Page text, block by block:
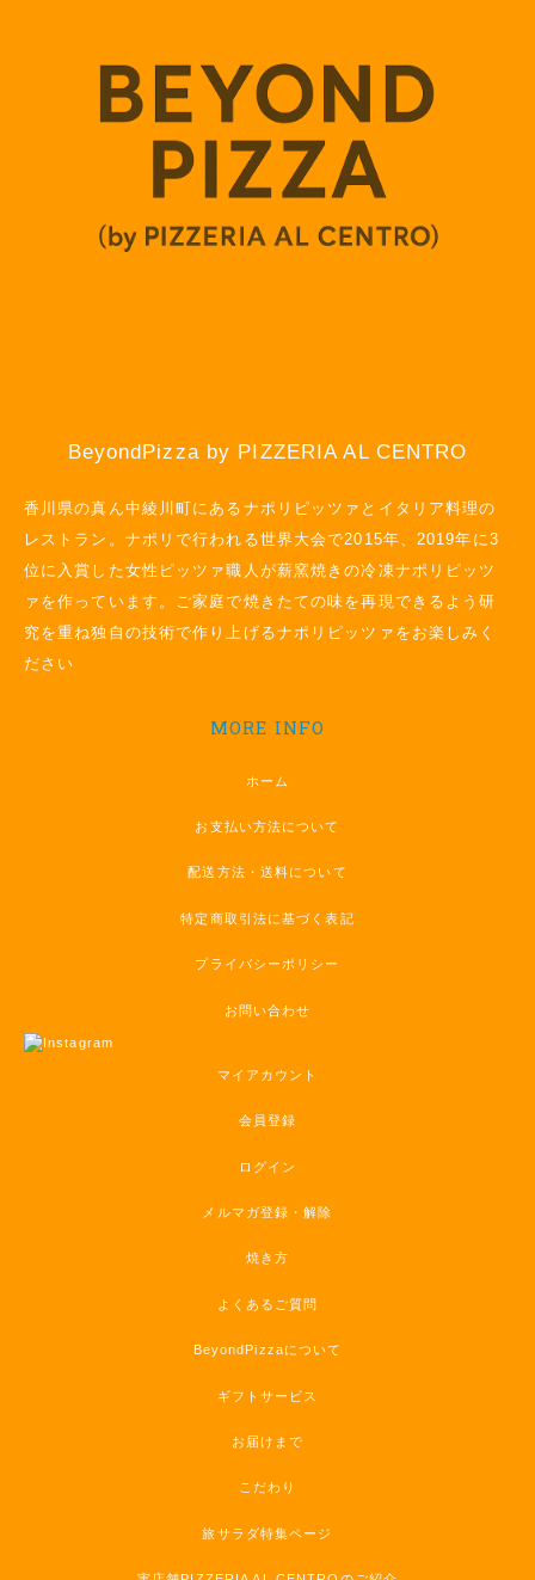
BeyondPizza by PIZZERIA AL CENTRO
香川県の真ん中綾川町にあるナポリピッツァとイタリア料理の
レストラン。ナポリで行われる世界大会で2015年、2019年に3
位に入賞した女性ピッツァ職人が薪窯焼きの冷凍ナポリピッツ
ァを作っています。ご家庭で焼きたての味を再現できるよう研
究を重ね独自の技術で作り上げるナポリピッツァをお楽しみく
ださい
MORE INFO
ホーム
お支払い方法について
配送方法・送料について
特定商取引法に基づく表記
プライバシーポリシー
お問い合わせ
マイアカウント
会員登録
ログイン
メルマガ登録・解除
焼き方
よくあるご質問
BeyondPizzaについて
ギフトサービス
お届けまで
こだわり
旅サラダ特集ページ